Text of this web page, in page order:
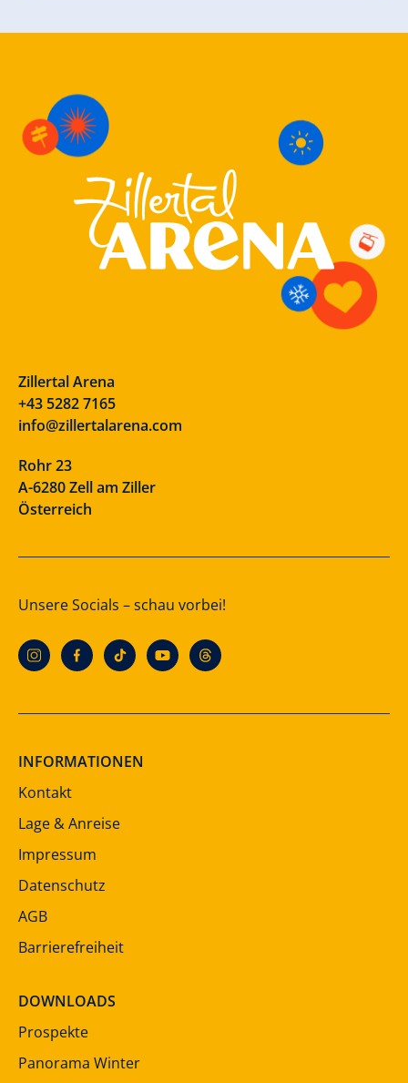
Zillertal Arena
+43 5282 7165
info@zillertalarena.com
Rohr 23
A-6280 Zell am Ziller
Österreich
Unsere Socials – schau vorbei!
INFORMATIONEN
Kontakt
Lage & Anreise
Impressum
Datenschutz
AGB
Barrierefreiheit
DOWNLOADS
Prospekte
Panorama Winter